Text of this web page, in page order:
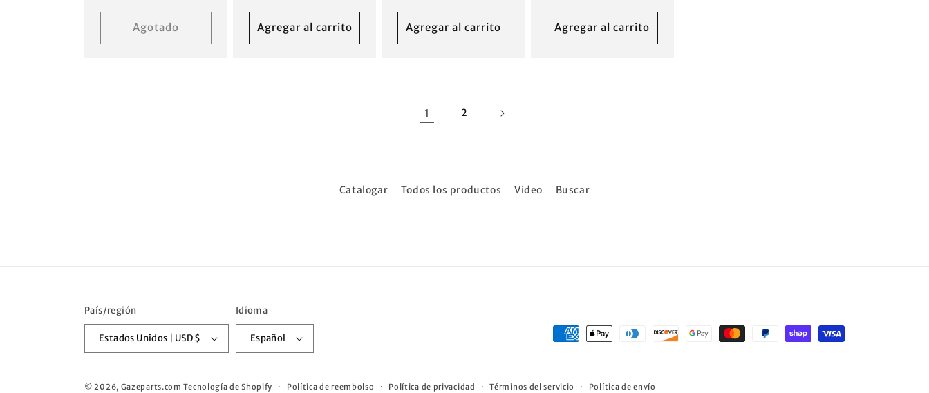
Agotado Agregar al carrito Agregar al carrito Agregar al carrito
1 2
Catalogar Todos los productos Video Buscar
País/región
Estados Unidos | USD $
Idioma
Español
Formas
© 2026, Gazeparts.com Tecnología de Shopify Política de reembolso Política de privacidad Términos del servicio Política de envío